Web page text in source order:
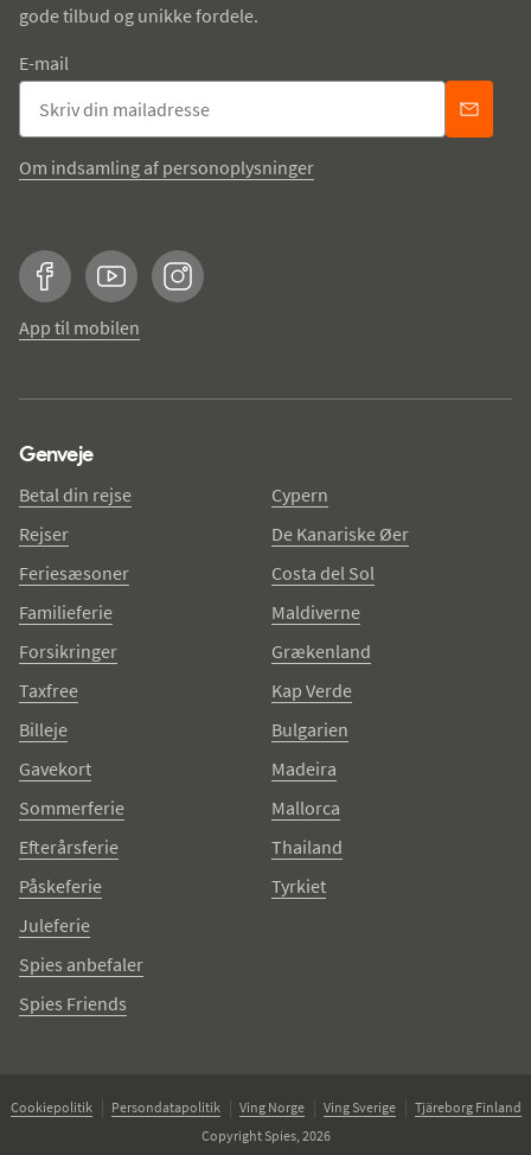
gode tilbud og unikke fordele.
E-mail
Om indsamling af personoplysninger
FacebookYouTubeInstagram
App til mobilen
Genveje
Betal din rejse
Rejser
Feriesæsoner
Familieferie
Forsikringer
Taxfree
Billeje
Gavekort
Sommerferie
Efterårsferie
Påskeferie
Juleferie
Spies anbefaler
Spies Friends
Cypern
De Kanariske Øer
Costa del Sol
Maldiverne
Grækenland
Kap Verde
Bulgarien
Madeira
Mallorca
Thailand
Tyrkiet
Cookiepolitik Persondatapolitik Ving Norge Ving Sverige
Tjäreborg Finland
Copyright Spies, 2026